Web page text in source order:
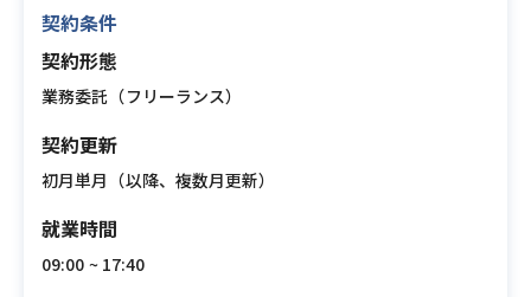
契約条件
契約形態
業務委託（フリーランス）
契約更新
初月単月（以降、複数月更新）
就業時間
09:00 ~ 17:40